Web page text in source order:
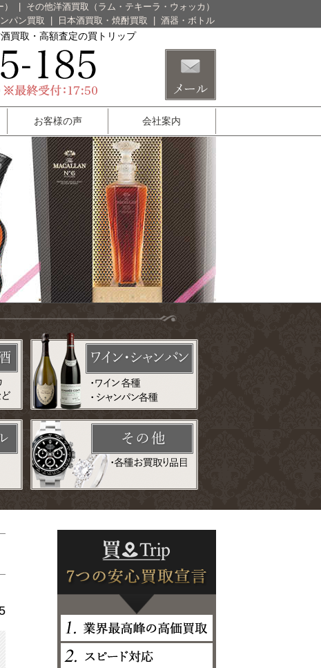
）
その他洋酒買取（ラム・テキーラ・ウォッカ）
パン買取
日本酒買取・焼酎買取 酒器・ボトル
買取・高額査定の買トリップ
お客様の声 会社案内